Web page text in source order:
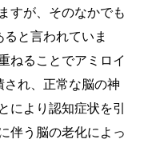
すが、そのなかでも
ると言われていま
ねることでアミロイ
され、正常な脳の神
により認知症状を引
伴う脳の老化によっ